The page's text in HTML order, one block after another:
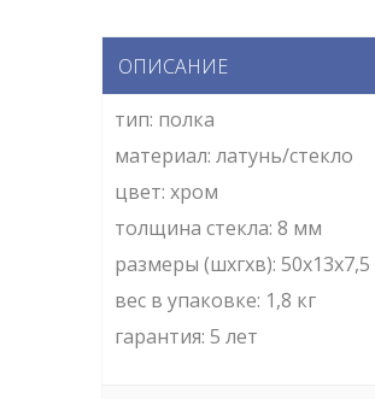
ОПИСАНИЕ
тип: полка
материал: латунь/стекло
цвет: хром
толщина стекла: 8 мм
размеры (шхгхв): 50х13х7,5
вес в упаковке: 1,8 кг
гарантия: 5 лет